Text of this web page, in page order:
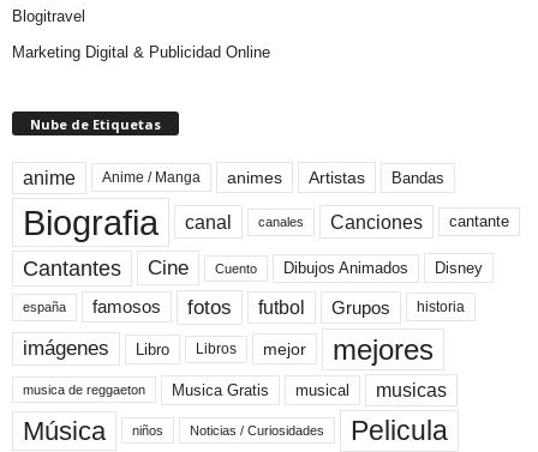
Blogitravel
Marketing Digital & Publicidad Online
Nube de Etiquetas
anime Anime / Manga animes Artistas Bandas
Biografia canal canales Canciones cantante
Cantantes Cine Cuento Dibujos Animados Disney
españa famosos fotos futbol Grupos historia
imágenes Libro Libros mejor mejores
musica de reggaeton Musica Gratis musical musicas
Música niños Noticias / Curiosidades Pelicula